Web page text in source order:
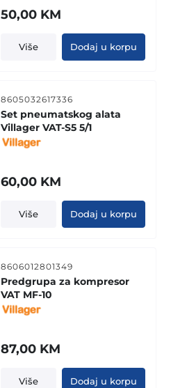
50,00 KM
Više Dodaj u korpu
8605032617336
Set pneumatskog alata
Villager VAT-S5 5/1
60,00 KM
Više Dodaj u korpu
8606012801349
Predgrupa za kompresor
VAT MF-10
87,00 KM
Više Dodaj u korpu